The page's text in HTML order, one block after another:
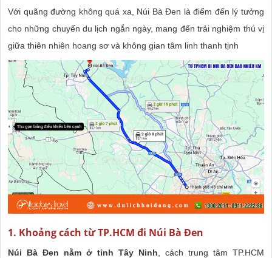
Với quãng đường không quá xa, Núi Bà Đen là điểm đến lý tưởng
cho những chuyến du lịch ngắn ngày, mang đến trải nghiệm thú vị
giữa thiên nhiên hoang sơ và không gian tâm linh thanh tịnh
1. Khoảng cách từ TP.HCM đi Núi Bà Đen
Núi Bà Đen nằm ở tỉnh Tây Ninh , cách trung tâm TP.HCM